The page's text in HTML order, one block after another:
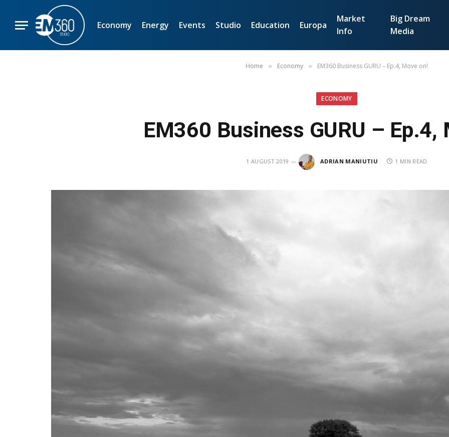
Economy Energy Events Studio Education Europa
Market
Info
Big Dream
Media
Home » Economy » EM360 Business GURU – Ep.4, Move on!
ECONOMY
EM360 Business GURU – Ep.4,
1 AUGUST 2019 ADRIAN MANIUTIU 1 MIN READ